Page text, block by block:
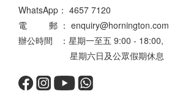
WhatsApp： 4657 7120
電 郵 ： enquiry@hornington.com
辦公時間 ：星期一至五 9:00 - 18:00,
星期六日及公眾假期休息